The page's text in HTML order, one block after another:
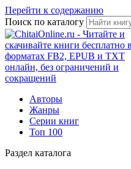
Перейти к содержанию
Поиск по каталогу
Авторы
Жанры
Серии книг
Топ 100
Раздел каталога